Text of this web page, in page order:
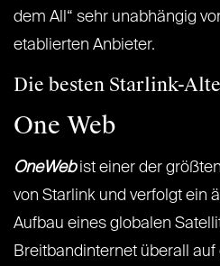
dem All“ sehr unabhängig
etablierten Anbieter.
Die besten Starlink-
One Web
OneWeb ist einer der
von Starlink und verfolgt ein
Aufbau eines globalen
Breitbandinternet überall auf